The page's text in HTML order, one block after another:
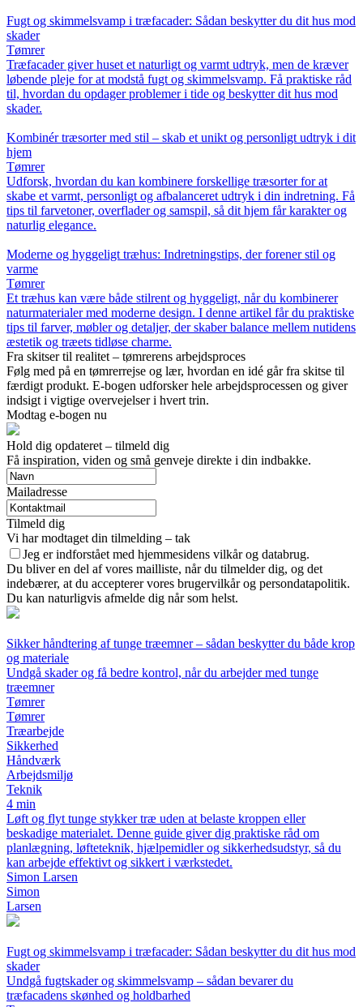
Fugt og skimmelsvamp i træfacader: Sådan beskytter du dit hus mod
skader
Tømrer
Træfacader giver huset et naturligt og varmt udtryk, men de kræver
løbende pleje for at modstå fugt og skimmelsvamp. Få praktiske råd
til, hvordan du opdager problemer i tide og beskytter dit hus mod
skader.
Kombinér træsorter med stil – skab et unikt og personligt udtryk i dit
hjem
Tømrer
Udforsk, hvordan du kan kombinere forskellige træsorter for at
skabe et varmt, personligt og afbalanceret udtryk i din indretning. Få
tips til farvetoner, overflader og samspil, så dit hjem får karakter og
naturlig elegance.
Moderne og hyggeligt træhus: Indretningstips, der forener stil og
varme
Tømrer
Et træhus kan være både stilrent og hyggeligt, når du kombinerer
naturmaterialer med moderne design. I denne artikel får du praktiske
tips til farver, møbler og detaljer, der skaber balance mellem nutidens
æstetik og træets tidløse charme.
Fra skitser til realitet – tømrerens arbejdsproces
Følg med på en tømrerrejse og lær, hvordan en idé går fra skitse til
færdigt produkt. E-bogen udforsker hele arbejdsprocessen og giver
indsigt i vigtige overvejelser i hvert trin.
Modtag e-bogen nu
Hold dig opdateret – tilmeld dig
Få inspiration, viden og små genveje direkte i din indbakke.
Mailadresse
Tilmeld dig
Vi har modtaget din tilmelding – tak
Jeg er indforstået med hjemmesidens vilkår og databrug.
Du bliver en del af vores mailliste, når du tilmelder dig, og det
indebærer, at du accepterer vores brugervilkår og persondatapolitik.
Du kan naturligvis afmelde dig når som helst.
Sikker håndtering af tunge træemner – sådan beskytter du både krop
og materiale
Undgå skader og få bedre kontrol, når du arbejder med tunge
træemner
Tømrer
Tømrer
Træarbejde
Sikkerhed
Håndværk
Arbejdsmiljø
Teknik
4 min
Løft og flyt tunge stykker træ uden at belaste kroppen eller
beskadige materialet. Denne guide giver dig praktiske råd om
planlægning, løfteteknik, hjælpemidler og sikkerhedsudstyr, så du
kan arbejde effektivt og sikkert i værkstedet.
Simon Larsen
Simon
Larsen
Fugt og skimmelsvamp i træfacader: Sådan beskytter du dit hus mod
skader
Undgå fugtskader og skimmelsvamp – sådan bevarer du
træfacadens skønhed og holdbarhed